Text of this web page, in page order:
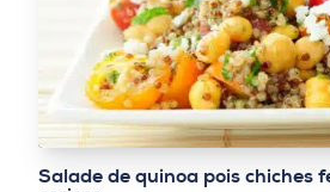
Salade de quinoa pois chiches